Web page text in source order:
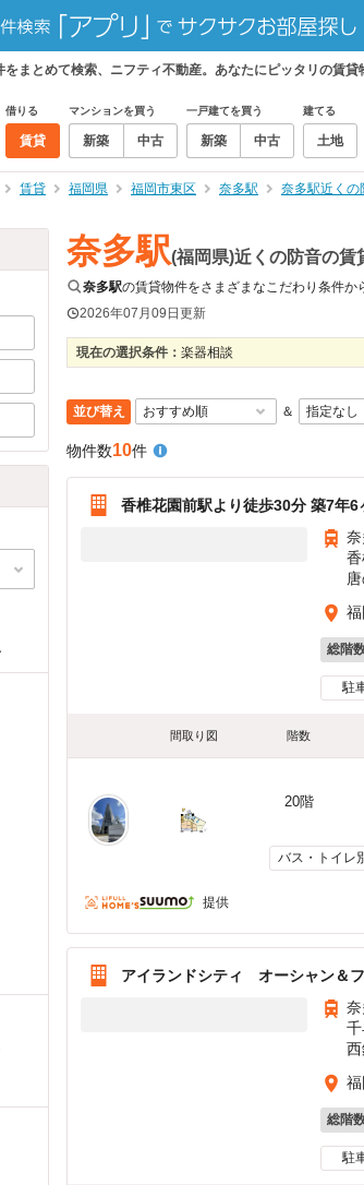
まとめて検索、ニフティ不動産。あなたにピッタリの賃貸
借りる
賃貸
マンションを買う
新築 中古
一戸建てを買う
新築 中古
建てる
土地
賃貸 福岡県 福岡市東区 奈多駅 奈多駅近くの
奈多駅(福岡県)近くの防音の賃
奈多駅の賃貸物件をさまざまなこだわり条件か
2026年07月09日更新
現在の選択条件： 楽器相談
並び替え ＆
物件数10件
香椎花園前駅より徒歩30分 築7年
総階
駐
間取り図 階数
20階
バス・トイレ
提供
アイランドシティ オーシャン＆
総階
駐